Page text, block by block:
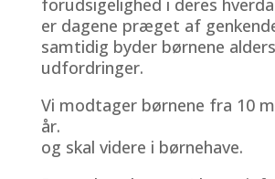
er dagene præget af
samtidig byder børnene
udfordringer.
Vi modtager børnene fra 10
år.
og skal videre i børnehave.